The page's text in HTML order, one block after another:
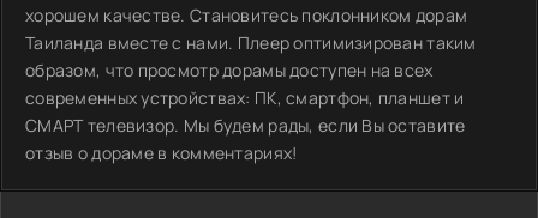
хорошем качестве. Становитесь поклонником дорам
Таиланда вместе с нами. Плеер оптимизирован таким
образом, что просмотр дорамы доступен на всех
современных устройствах: ПК, смартфон, планшет и
СМАРТ телевизор. Мы будем рады, если Вы оставите
отзыв о дораме в комментариях!